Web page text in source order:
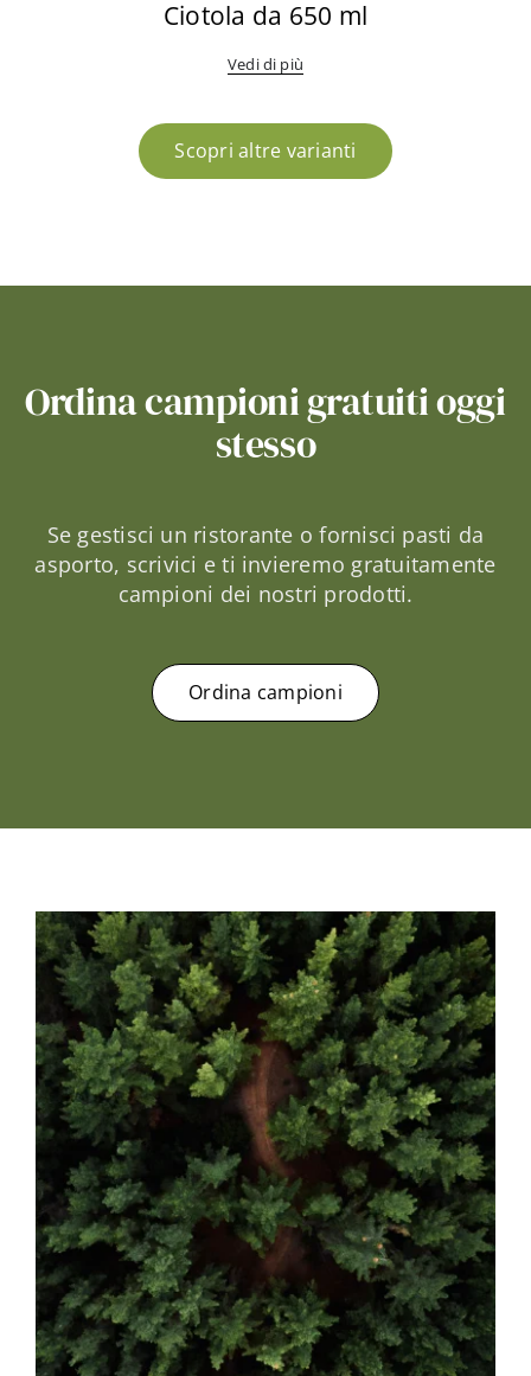
Ciotola da 650 ml
Vedi di più
Scopri altre varianti
Ordina campioni gratuiti oggi
stesso
Se gestisci un ristorante o fornisci pasti da
asporto, scrivici e ti invieremo gratuitamente
campioni dei nostri prodotti.
Ordina campioni